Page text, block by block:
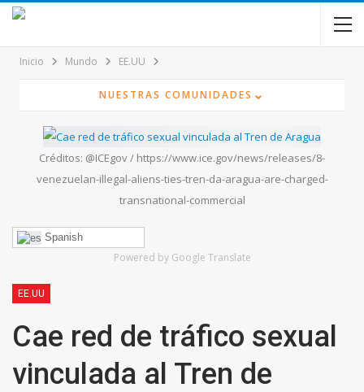
contenido
Inicio Mundo EE.UU
NUESTRAS COMUNIDADES ⌄
Créditos: @ICEgov / https://www.ice.gov/news/releases/8-
venezuelan-illegal-aliens-ties-tren-da-aragua-are-charged-
transnational-commercial
Spanish
Powered by Google Translate
EE.UU
Cae red de tráfico sexual
vinculada al Tren de